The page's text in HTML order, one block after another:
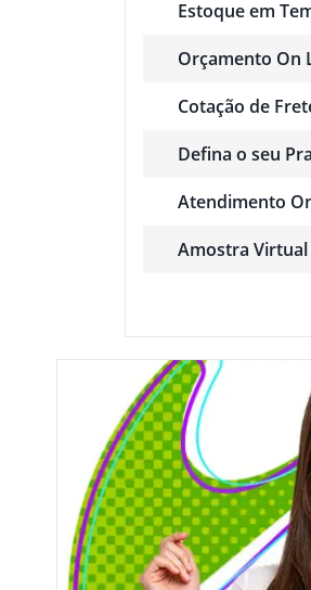
Estoque em
Orçamento On
Cotação de
Defina o seu
Atendimento
Amostra